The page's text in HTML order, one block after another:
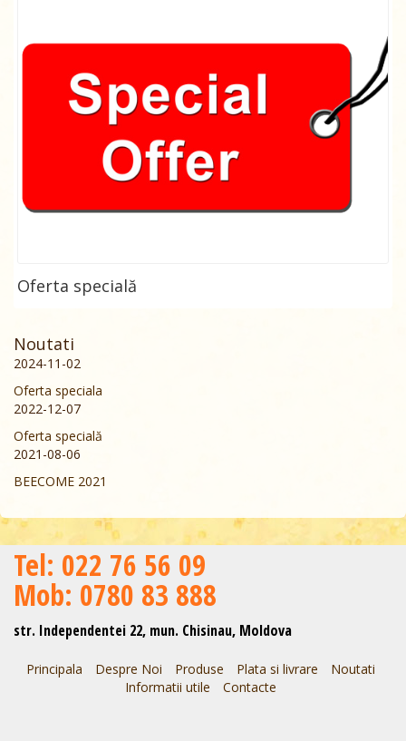
Oferta specială
Noutati
2024-11-02
Oferta speciala
2022-12-07
Oferta specială
2021-08-06
BEECOME 2021
Теl: 022 76 56 09
Mob: 0780 83 888
str. Independentei 22, mun. Chisinau, Moldova
Principala Despre Noi Produse Plata si livrare
Noutati
Informatii utile
Contacte